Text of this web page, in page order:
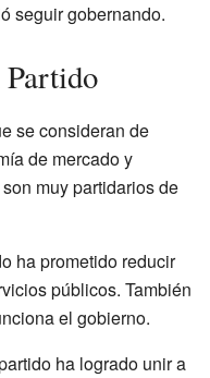
seguir gobernando.
se consideran de
de mercado y
muy partidarios de
ha prometido reducir
públicos. También
el gobierno.
ha logrado unir a